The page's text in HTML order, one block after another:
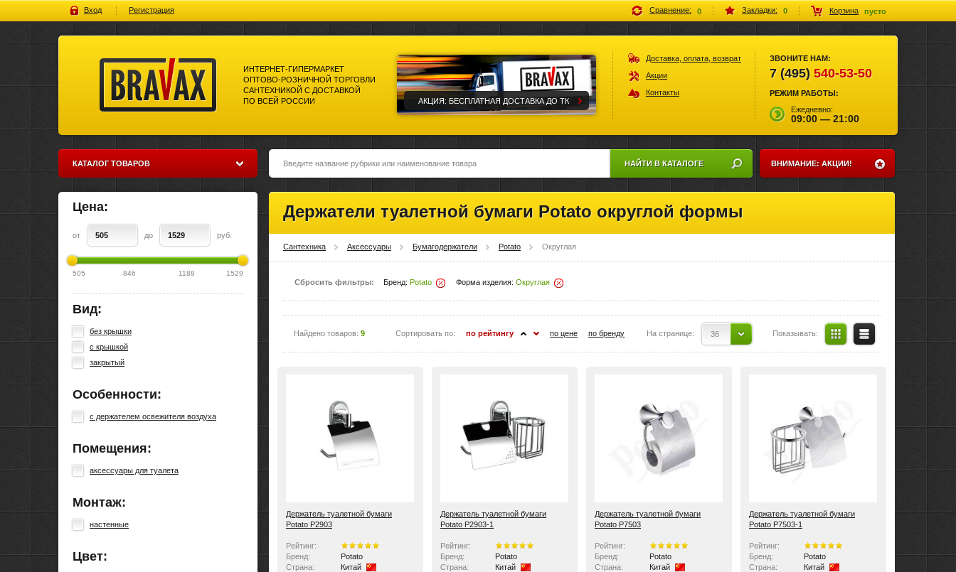
Вход Регистрация Сравнение: 0 Закладки: 0 Корзина пусто
всей россии
ИНТЕРНЕТ-ГИПЕРМАРКЕТ
ОПТОВО-РОЗНИЧНОЙ ТОРГОВЛИ
САНТЕХНИКОЙ С ДОСТАВКОЙ
ПО ВСЕЙ РОССИИ
АКЦИЯ: БЕСПЛАТНАЯ ДОСТАВКА ДО ТК
Доставка, оплата, возврат
Акции
Контакты
ЗВОНИТЕ НАМ:
7 (495) 540-53-50
РЕЖИМ РАБОТЫ:
Ежедневно:
09:00 — 21:00
КАТАЛОГ ТОВАРОВ
Цена:
от до руб.
505 846 1188 1529
Вид:
без крышки
с крышкой
закрытый
Особенности:
с держателем освежителя воздуха
Помещения:
аксессуары для туалета
Монтаж:
настенные
Цвет:
ВНИМАНИЕ: АКЦИИ!
НАЙТИ В КАТАЛОГЕ
Держатели туалетной бумаги Potato округлой формы
Сантехника Аксессуары Бумагодержатели Potato Округлая
Сбросить фильтры: Бренд: Potato
Форма изделия: Округлая
Найдено товаров: 9 Сортировать по: по рейтингу по цене по бренду На странице: 36 Показывать:
Держатель туалетной бумаги
Potato P2903
Рейтинг:
Бренд:
Potato
Страна:
Китай
Держатель туалетной бумаги
Potato P2903-1
Рейтинг:
Бренд:
Potato
Страна:
Китай
Держатель туалетной бумаги
Potato P7503
Рейтинг:
Бренд:
Potato
Страна:
Китай
Держатель туалетной бумаги
Potato P7503-1
Рейтинг:
Бренд:
Potato
Страна:
Китай